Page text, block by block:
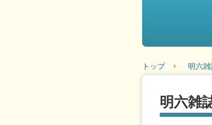
トップ 明六
明六雑